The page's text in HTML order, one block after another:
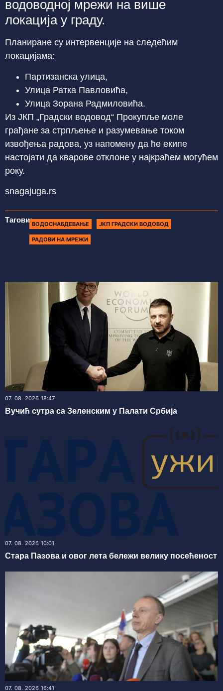
водоводној мрежи на више
локација у граду.
Планиране су интервенције на следећим
локацијама:
Партизанска улица,
Улица Ратка Павловића,
Улица Зорана Радмиловића.
Из ЈКП „Градски водовод“ Прокупље моле
грађане за стрпљење и разумевање током
извођења радова, уз напомену да ће екипе
настојати да кварове отклоне у најкраћем могућем
року.
snagajuga.rs
Тагови:ВОДОСНАБДЕВАЊЕ ЈКП ГРАДСКИ ВОДОВОД
РАДОВИ НА МРЕЖИ
07. 08. 2026 18:47
Вучић сутра са Зеленским у Палати Србија
07. 08. 2026 10:01
Стара Пазова и овог лета бележи велику посећеност
07. 08. 2026 16:41